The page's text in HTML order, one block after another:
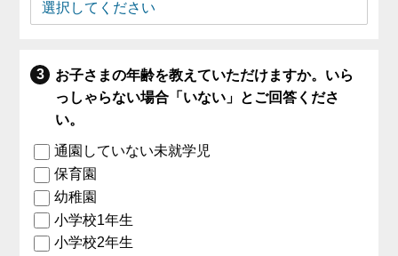
お子さまの年齢を教えていただけますか。いら
っしゃらない場合「いない」とご回答くださ
い。
通園していない未就学児
保育園
幼稚園
小学校1年生
小学校2年生